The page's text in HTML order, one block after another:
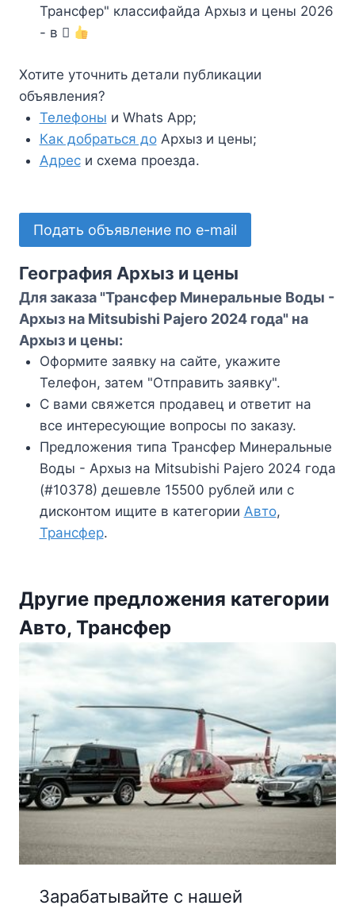
Трансфер" классифайда Архыз и цены 2026
- в
Хотите уточнить детали публикации
объявления?
Телефоны и Whats App;
Как добраться доАрхыз и цены;
Адреси схема проезда.
Подать объявление по e-mail
География Архыз и цены
Для заказа "Трансфер Минеральные Воды -
Архыз на Mitsubishi Pajero 2024 года" на
Архыз и цены:
Оформите заявку на сайте, укажите
Телефон, затем "Отправить заявку".
С вами свяжется продавец и ответит на
все интересующие вопросы по заказу.
Предложения типа Трансфер Минеральные
Воды - Архыз на Mitsubishi Pajero 2024 года
(#10378) дешевле 15500 рублей или с
дисконтом ищите в категории Авто,
Трансфер.
Другие предложения категории
Авто, Трансфер
Зарабатывайте с нашей